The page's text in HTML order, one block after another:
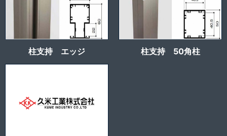
柱支持 エッジ 柱支持 50角柱